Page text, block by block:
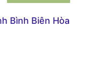
Bình Biên Hòa